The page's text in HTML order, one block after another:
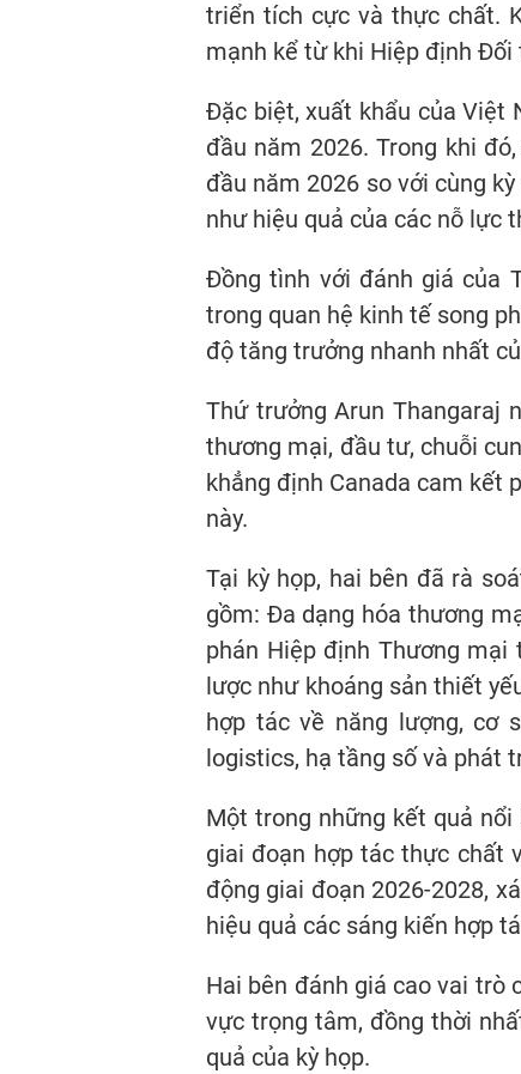
triển tích cực và thực chất.
mạnh kể từ khi Hiệp định Đối
Đặc biệt, xuất khẩu của Việt
đầu năm 2026. Trong khi
đầu năm 2026 so với cùng
như hiệu quả của các nỗ lực
Đồng tình với đánh giá của
trong quan hệ kinh tế song
độ tăng trưởng nhanh nhất
Thứ trưởng Arun Thangaraj
thương mại, đầu tư, chuỗi
khẳng định Canada cam kết
này.
Tại kỳ họp, hai bên đã rà
gồm: Đa dạng hóa thương
phán Hiệp định Thương mại
lược như khoáng sản thiết
hợp tác về năng lượng, cơ
logistics, hạ tầng số và phát
Một trong những kết quả
giai đoạn hợp tác thực chất
động giai đoạn 2026-2028,
hiệu quả các sáng kiến hợp
Hai bên đánh giá cao vai trò
vực trọng tâm, đồng thời
quả của kỳ họp.